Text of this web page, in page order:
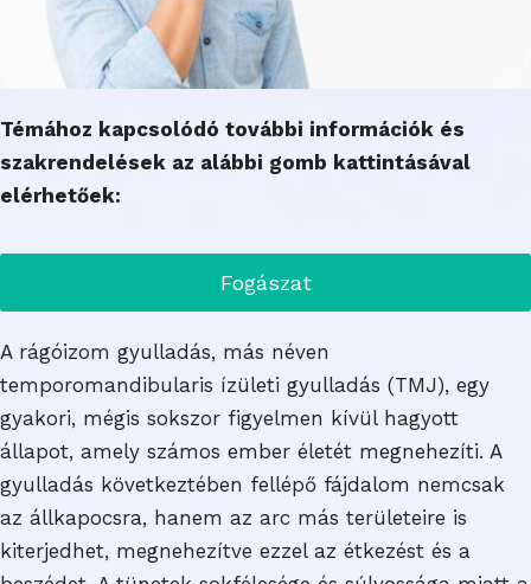
Témához kapcsolódó további információk és
szakrendelések az alábbi gomb kattintásával
elérhetőek:
Fogászat
A rágóizom gyulladás, más néven
temporomandibularis ízületi gyulladás (TMJ), egy
gyakori, mégis sokszor figyelmen kívül hagyott
állapot, amely számos ember életét megnehezíti. A
gyulladás következtében fellépő fájdalom nemcsak
az állkapocsra, hanem az arc más területeire is
kiterjedhet, megnehezítve ezzel az étkezést és a